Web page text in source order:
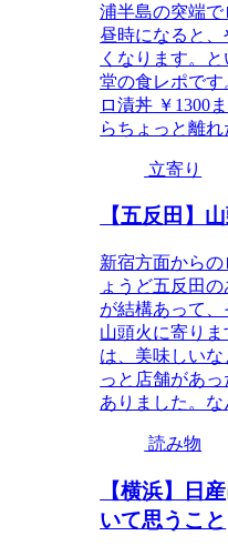
浦半島の突端
昼時になると
くなります。
堂の食レポです
ロ漬丼 ￥1300
らちょっと離れ
立寄り
【五反田】
新宿方面から
ょうど五反田
が結構あって、
山頭火に寄り
は、美味しい
っと店舗があ
ありました。
読み物
【横浜】日産
いて思うこと